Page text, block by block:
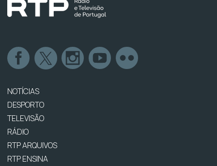
NOTÍCIAS
DESPORTO
TELEVISÃO
RÁDIO
RTP ARQUIVOS
RTP ENSINA